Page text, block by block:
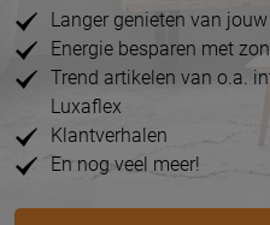
Langer genieten van
Energie besparen met
Trend artikelen van o.a.
Luxaflex
Klantverhalen
En nog veel meer!